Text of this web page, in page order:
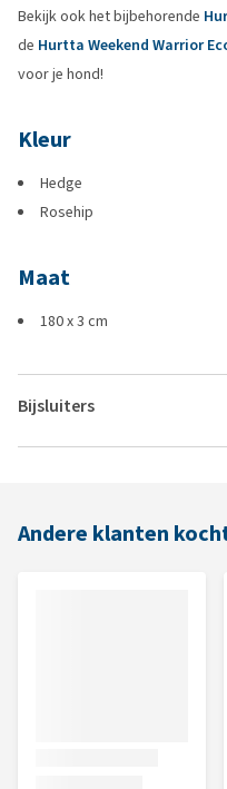
Bekijk ook het bijbehorende
de Hurtta Weekend Warrior
voor je hond!
Kleur
Hedge
Rosehip
Maat
180 x 3 cm
Bijsluiters
Andere klanten